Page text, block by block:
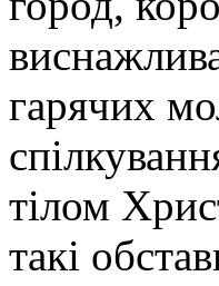
гарячих
тілом
такі